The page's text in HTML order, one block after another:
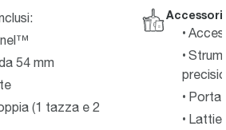
54 mm
(1 tazza e 2
Accessori